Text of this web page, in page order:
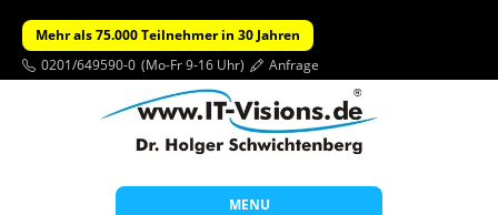
Mehr als 75.000 Teilnehmer in 30 Jahren
0201/649590-0 (Mo-Fr 9-16 Uhr) Anfrage
MENU